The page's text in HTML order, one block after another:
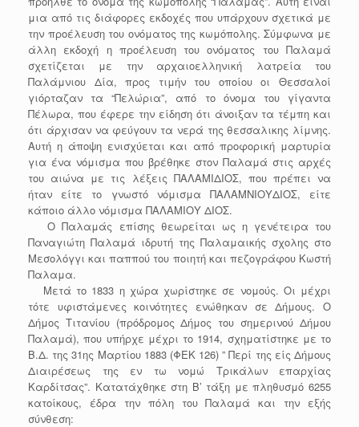
μια από τις διάφορες εκδοχές που υπάρχουν σχετικά με
την προέλευση του ονόματος της κωμόπολης. Σύμφωνα με
άλλη εκδοχή η προέλευση του ονόματος του Παλαμά
σχετίζεται με την αρχαιοελληνική λατρεία του
Παλάμνιου Δία, προς τιμήν του οποίου οι Θεσσαλοί
γιόρταζαν τα “Πελώρια”, από το όνομα του γίγαντα
Πέλωρα, που έφερε την είδηση ότι άνοιξαν τα τέμπη και
ότι άρχισαν να φεύγουν τα νερά της θεσσαλικης λίμνης.
Αυτή η άποψη ενισχύεται και από προφορική μαρτυρία
για ένα νόμισμα που βρέθηκε στον Παλαμά στις αρχές
του αιώνα με τις λέξεις ΠΑΛΑΜΙΔΙΟΣ, που πρέπει να
ήταν είτε το γνωστό νόμισμα ΠΑΛΑΜΝΙΟΥΔΙΟΣ, είτε
κάποιο άλλο νόμισμα ΠΑΛΑΜΙΟΥ ΔΙΟΣ.
Ο Παλαμάς επίσης θεωρείται ως η γενέτειρα του
Παναγιώτη Παλαμά ιδρυτή της Παλαμαικής σχολης στο
Μεσολόγγι και παππού του ποιητή και πεζογράφου Κωστή
Παλαμα.
Μετά το 1833 η χώρα χωρίστηκε σε νομούς. Οι μέχρι
τότε υφιστάμενες κοινότητες ενώθηκαν σε Δήμους. Ο
Δήμος Τιτανίου (πρόδρομος Δήμος του σημερινού Δήμου
Παλαμά), που υπήρχε μέχρι το 1914, σχηματίστηκε με το
Β.Δ. της 31ης Μαρτίου 1883 (ΦΕΚ 126) ” Περί της είς Δήμους
Διαιρέσεως της εν τω νομώ Τρικάλων επαρχίας
Καρδίτσας”. Κατατάχθηκε στη Β’ τάξη με πληθυσμό 6255
κατοίκους, έδρα την πόλη του Παλαμά και την εξής
σύνθεση: